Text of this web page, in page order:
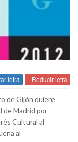
letra - Reducir letra
de Gijón quiere
de Madrid por
Cultural al
al